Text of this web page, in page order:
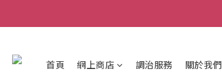
首頁 網上商店 調治服務 關於我們